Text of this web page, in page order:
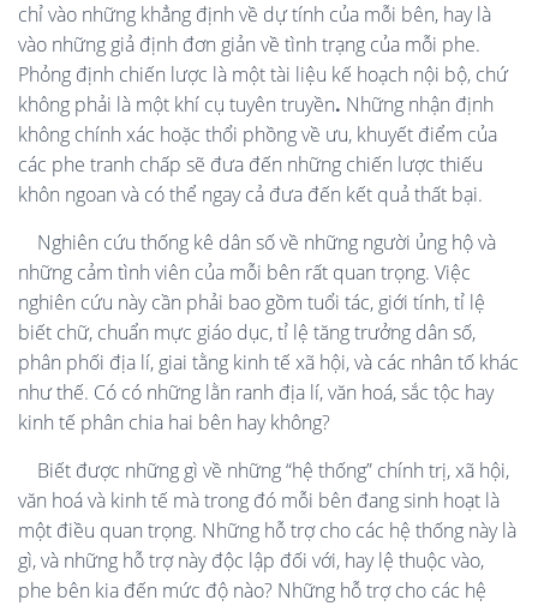
chỉ vào những khẳng định về dự tính của mỗi bên, hay là
vào những giả định đơn giản về tình trạng của mỗi phe.
Phỏng định chiến lược là một tài liệu kế hoạch nội bộ, chứ
không phải là một khí cụ tuyên truyền. Những nhận định
không chính xác hoặc thổi phồng về ưu, khuyết điểm của
các phe tranh chấp sẽ đưa đến những chiến lược thiếu
khôn ngoan và có thể ngay cả đưa đến kết quả thất bại.
Nghiên cứu thống kê dân số về những người ủng hộ và
những cảm tình viên của mỗi bên rất quan trọng. Việc
nghiên cứu này cần phải bao gồm tuổi tác, giới tính, tỉ lệ
biết chữ, chuẩn mực giáo dục, tỉ lệ tăng trưởng dân số,
phân phối địa lí, giai tằng kinh tế xã hội, và các nhân tố khác
như thế. Có có những lằn ranh địa lí, văn hoá, sắc tộc hay
kinh tế phân chia hai bên hay không?
Biết được những gì về những “hệ thống” chính trị, xã hội,
văn hoá và kinh tế mà trong đó mỗi bên đang sinh hoạt là
một điều quan trọng. Những hỗ trợ cho các hệ thống này là
gì, và những hỗ trợ này độc lập đối với, hay lệ thuộc vào,
phe bên kia đến mức độ nào? Những hỗ trợ cho các hệ